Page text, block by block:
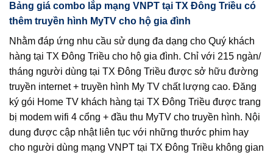
Bảng giá combo lắp mạng VNPT tại TX Đông Triều có
thêm truyền hình MyTV cho hộ gia đình
Nhằm đáp ứng nhu cầu sử dụng đa dạng cho Quý khách
hàng tại TX Đông Triều cho hộ gia đình. Chỉ với 215 ngàn/
tháng người dùng tại TX Đông Triều được sở hữu đường
truyền internet + truyền hình My TV chất lượng cao. Đăng
ký gói Home TV khách hàng tại TX Đông Triều được trang
bị modem wifi 4 cổng + đầu thu MyTV cho truyền hình. Nội
dung được cập nhật liên tục với những thước phim hay
cho người dùng mạng VNPT tại TX Đông Triều không gian